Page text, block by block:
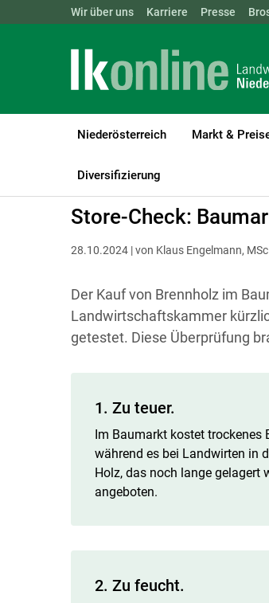
Landwirtschaftskammern:
Wir über uns Karriere Presse
Niederösterreich Markt &
Diversifizierung
LK Niederösterreich
Store-Check:
28.10.2024 | von Klaus Engelmann,
Der Kauf von Brennholz im
Landwirtschaftskammer
getestet. Diese Überprüfung
1. Zu teuer.
Im Baumarkt kostet trockenes
während es bei Landwirten in
Holz, das noch lange gelagert
angeboten.
2. Zu feucht.